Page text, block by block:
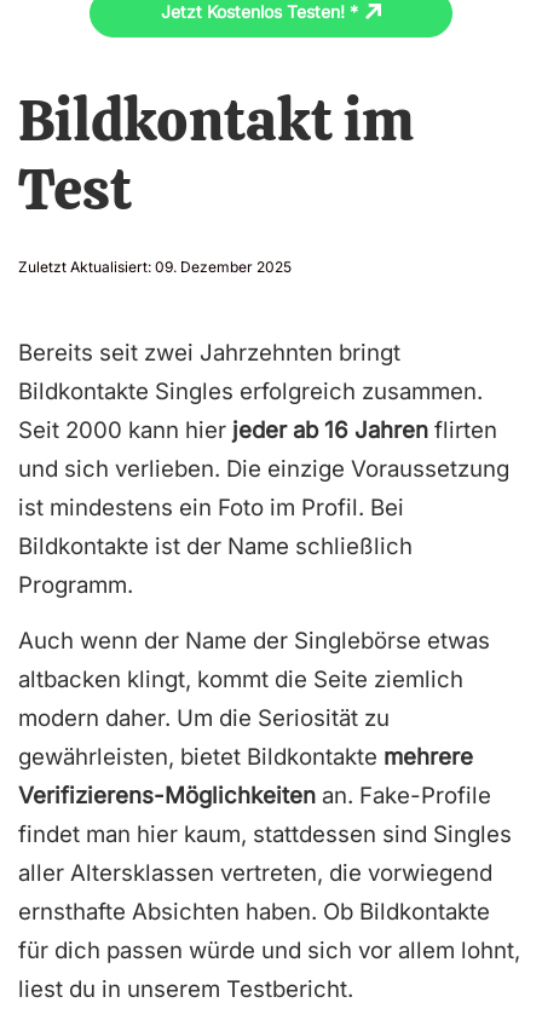
Jetzt Kostenlos Testen! *
Bildkontakt im
Test
Zuletzt Aktualisiert: 09. Dezember 2025
Bereits seit zwei Jahrzehnten bringt
Bildkontakte Singles erfolgreich zusammen.
Seit 2000 kann hier jeder ab 16 Jahren flirten
und sich verlieben. Die einzige Voraussetzung
ist mindestens ein Foto im Profil. Bei
Bildkontakte ist der Name schließlich
Programm.
Auch wenn der Name der Singlebörse etwas
altbacken klingt, kommt die Seite ziemlich
modern daher. Um die Seriosität zu
gewährleisten, bietet Bildkontakte mehrere
Verifizierens-Möglichkeiten an. Fake-Profile
findet man hier kaum, stattdessen sind Singles
aller Altersklassen vertreten, die vorwiegend
ernsthafte Absichten haben. Ob Bildkontakte
für dich passen würde und sich vor allem lohnt,
liest du in unserem Testbericht.